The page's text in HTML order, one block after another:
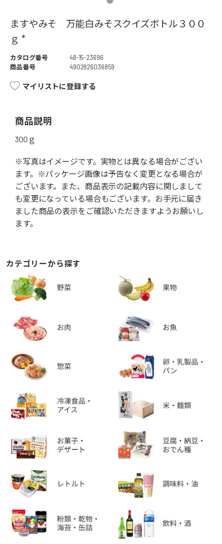
ますやみそ 万能白みそスクイズボトル３００
ｇ *
カタログ番号
48-15-23696
商品番号
4902826036859
マイリストに登録する
商品説明
300ｇ
※写真はイメージです。実物とは異なる場合がござい
ます。※パッケージ画像は予告なく変更となる場合が
ございます。また、商品表示の記載内容に関しまして
も変更になっている場合もございます。お手元に届き
ました商品の表示をご確認いただきますようお願いし
ます。
カテゴリーから探す